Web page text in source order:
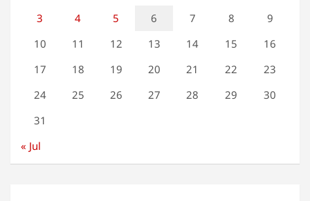
3
4 5 6 7 8
9
10
11 12 13 14 15
16
17
18 19 20 21 22
23
24
25 26 27 28 29
30
31
« Jul